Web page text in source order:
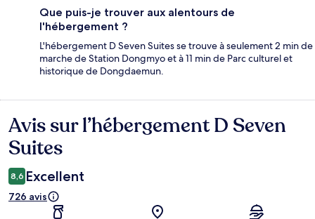
Que puis-je trouver aux alentours de
l'hébergement ?
L'hébergement D Seven Suites se trouve à seulement 2 min de
marche de Station Dongmyo et à 11 min de Parc culturel et
historique de Dongdaemun.
Avis
Avis sur l’hébergement D Seven
Suites
8,6 Excellent
726 avis